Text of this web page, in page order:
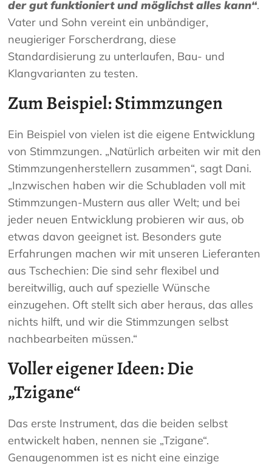
der gut funktioniert und möglichst alles kann“.
Vater und Sohn vereint ein unbändiger,
neugieriger Forscherdrang, diese
Standardisierung zu unterlaufen, Bau- und
Klangvarianten zu testen.
Zum Beispiel: Stimmzungen
Ein Beispiel von vielen ist die eigene Entwicklung
von Stimmzungen. „Natürlich arbeiten wir mit den
Stimmzungenherstellern zusammen“, sagt Dani.
„Inzwischen haben wir die Schubladen voll mit
Stimmzungen-Mustern aus aller Welt; und bei
jeder neuen Entwicklung probieren wir aus, ob
etwas davon geeignet ist. Besonders gute
Erfahrungen machen wir mit unseren Lieferanten
aus Tschechien: Die sind sehr flexibel und
bereitwillig, auch auf spezielle Wünsche
einzugehen. Oft stellt sich aber heraus, das alles
nichts hilft, und wir die Stimmzungen selbst
nachbearbeiten müssen.“
Voller eigener Ideen: Die
„Tzigane“
Das erste Instrument, das die beiden selbst
entwickelt haben, nennen sie „Tzigane“.
Genaugenommen ist es nicht eine einzige